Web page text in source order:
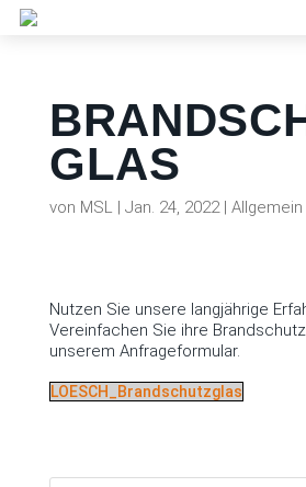
GLAS
von MSL | Jan. 24, 2022| Allgemein
Nutzen Sie unsere langjährige
Vereinfachen Sie ihre
unserem Anfrageformular.
LOESCH_Brandschutzglas